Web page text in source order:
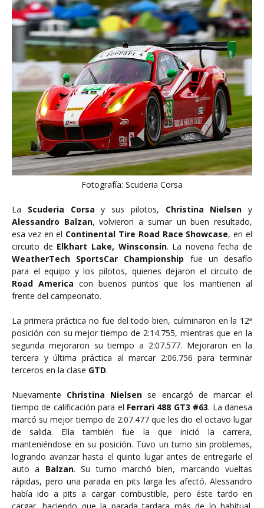
Fotografía: Scuderia Corsa
La Scuderia Corsa y sus pilotos, Christina Nielsen y
Alessandro Balzan, volvieron a sumar un buen resultado,
esa vez en el Continental Tire Road Race Showcase, en el
circuito de Elkhart Lake, Winsconsin. La novena fecha de
WeatherTech SportsCar Championship fue un desafío
para el equipo y los pilotos, quienes dejaron el circuito de
Road America con buenos puntos que los mantienen al
frente del campeonato.
La primera práctica no fue del todo bien, culminaron en la 12ª
posición con su mejor tiempo de 2:14.755, mientras que en la
segunda mejoraron su tiempo a 2:07.577. Mejoraron en la
tercera y última práctica al marcar 2:06.756 para terminar
terceros en la clase GTD.
Nuevamente Christina Nielsen se encargó de marcar el
tiempo de calificación para el Ferrari 488 GT3 #63. La danesa
marcó su mejor tiempo de 2:07.477 que les dio el octavo lugar
de salida. Ella también fue la que inició la carrera,
manteniéndose en su posición. Tuvo un turno sin problemas,
logrando avanzar hasta el quinto lugar antes de entregarle el
auto a Balzan. Su turno marchó bien, marcando vueltas
rápidas, pero una parada en pits larga les afectó. Alessandro
había ido a pits a cargar combustible, pero éste tardo en